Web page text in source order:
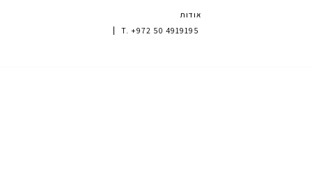
אודות
T. +972 50 4919195